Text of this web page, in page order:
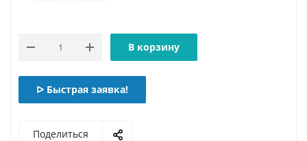
В корзину
ᐅ Быстрая заявка!
Поделиться